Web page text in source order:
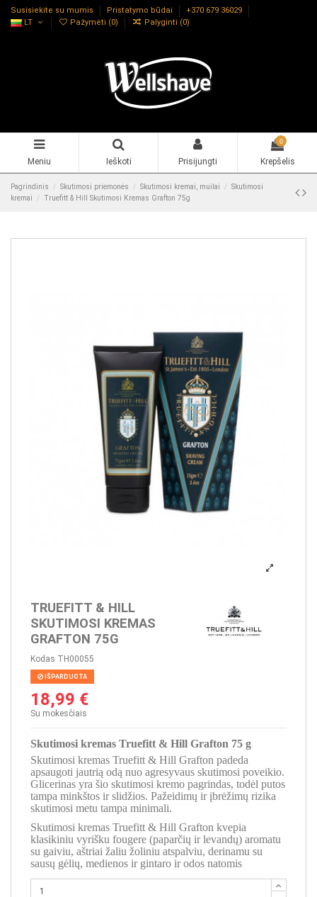
Susisiekite su mumis Pristatymo būdai
+370 679 36029
LT
Pažymėti (0) Palyginti (0)
Meniu Ieškoti Prisijungti
0
Krepšelis
Pagrindinis Skutimosi priemonės Skutimosi kremai, muilai
Skutimosi
kremai
Truefitt & Hill Skutimosi Kremas Grafton 75g
TRUEFITT & HILL
SKUTIMOSI KREMAS
GRAFTON 75G
Kodas TH00055
IŠPARDUOTA
18,99 €
Su mokesčiais
Skutimosi kremas Truefitt & Hill Grafton 75 g
Skutimosi kremas Truefitt & Hill Grafton padeda
apsaugoti jautrią odą nuo agresyvaus skutimosi poveikio.
Glicerinas yra šio skutimosi kremo pagrindas, todėl putos
tampa minkštos ir slidžios. Pažeidimų ir įbrėžimų rizika
skutimosi metu tampa minimali.
Skutimosi kremas Truefitt & Hill Grafton kvepia
klasikiniu vyrišku fougere (paparčių ir levandų) aromatu
su gaiviu, aštriai žaliu žoliniu atspalviu, derinamu su
sausų gėlių, medienos ir gintaro ir odos natomis